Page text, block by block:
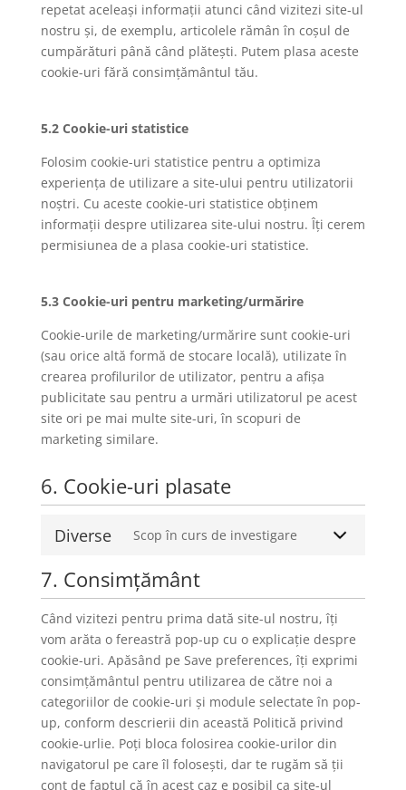
repetat aceleași informații atunci când vizitezi site-ul
nostru și, de exemplu, articolele rămân în coșul de
cumpărături până când plătești. Putem plasa aceste
cookie-uri fără consimțământul tău.
5.2 Cookie-uri statistice
Folosim cookie-uri statistice pentru a optimiza
experiența de utilizare a site-ului pentru utilizatorii
noștri. Cu aceste cookie-uri statistice obținem
informații despre utilizarea site-ului nostru. Îți cerem
permisiunea de a plasa cookie-uri statistice.
5.3 Cookie-uri pentru marketing/urmărire
Cookie-urile de marketing/urmărire sunt cookie-uri
(sau orice altă formă de stocare locală), utilizate în
crearea profilurilor de utilizator, pentru a afișa
publicitate sau pentru a urmări utilizatorul pe acest
site ori pe mai multe site-uri, în scopuri de
marketing similare.
6. Cookie-uri plasate
Diverse Scop în curs de investigare
7. Consimțământ
Când vizitezi pentru prima dată site-ul nostru, îți
vom arăta o fereastră pop-up cu o explicație despre
cookie-uri. Apăsând pe Save preferences, îți exprimi
consimțământul pentru utilizarea de către noi a
categoriilor de cookie-uri și module selectate în pop-
up, conform descrierii din această Politică privind
cookie-urlie. Poți bloca folosirea cookie-urilor din
navigatorul pe care îl folosești, dar te rugăm să ții
cont de faptul că în acest caz e posibil ca site-ul